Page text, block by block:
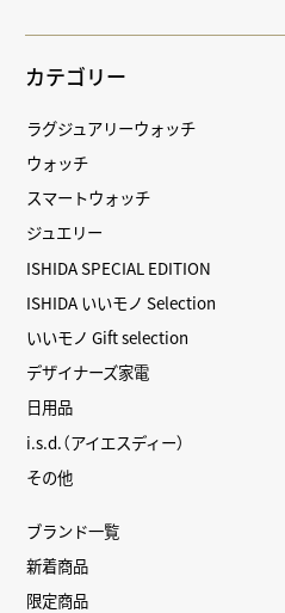
カテゴリー
ラグジュアリーウォッチ
ウォッチ
スマートウォッチ
ジュエリー
ISHIDA SPECIAL EDITION
ISHIDA いいモノ Selection
いいモノ Gift selection
デザイナーズ家電
日用品
i.s.d.（アイエスディー）
その他
ブランド一覧
新着商品
限定商品